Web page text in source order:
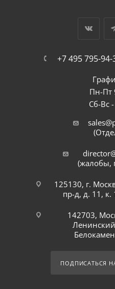
+7 495 795-94-
Пн-Пт
Сб-Вс
(жалобы,
125130, г.
пр-д, д. 11, к.
142703,
ПОДПИСАТЬСЯ